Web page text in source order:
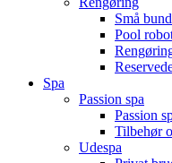
Små
Pool
Spa
Passion spa
Passion
Tilbehør
Udespa